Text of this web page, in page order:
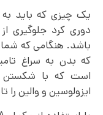
یک چیزی که باید
دوری کرد
باشد. هنگامی که شما
که بدن به سراغ
است که با شکستن
ایزولوسین و والین را